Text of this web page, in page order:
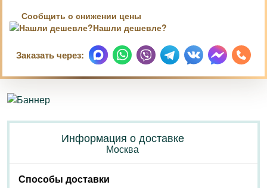
Сообщить о снижении цены
Нашли дешевле?
Заказать через:
Информация о доставке
Москва
Способы доставки